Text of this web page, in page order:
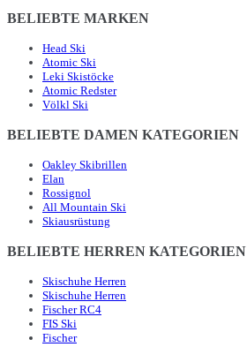
BELIEBTE MARKEN
Head Ski
Atomic Ski
Leki Skistöcke
Atomic Redster
Völkl Ski
BELIEBTE DAMEN KATEGORIEN
Oakley Skibrillen
Elan
Rossignol
All Mountain Ski
Skiausrüstung
BELIEBTE HERREN KATEGORIEN
Skischuhe Herren
Skischuhe Herren
Fischer RC4
FIS Ski
Fischer